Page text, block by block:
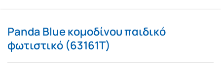
Panda Blue κομοδίνου παιδικό
φωτιστικό (63161T)